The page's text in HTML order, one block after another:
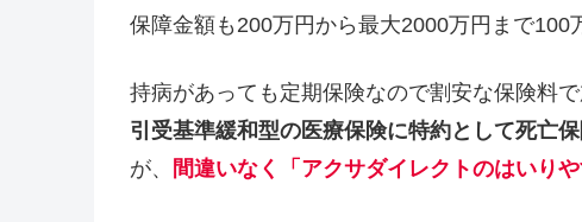
保障金額も200万円から最大2000万円まで100
持病があっても定期保険なので割安な保険料
引受基準緩和型の医療保険に特約として死亡
が、
間違いなく「アクサダイレクトのはいり